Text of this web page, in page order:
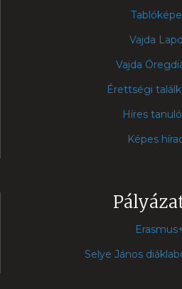
Vajda
Vajda
Érettségi
Híres
Képes
Selye János